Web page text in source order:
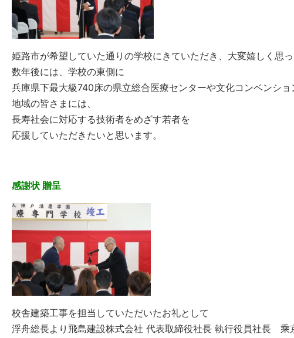
姫路市が希望していた通りの学校にきていただき、大変嬉しく思
数年後には、学校の東側に
兵庫県下最大級740床の県立総合医療センターや文化コンベンシ
地域の皆さまには、
長寿社会に対応する技術者をめざす若者を
応援していただきたいと思います。
感謝状 贈呈
校舎建築工事を担当していただいたお礼として
浮舟総長より飛島建設株式会社 代表取締役社長 執行役員社長 乘